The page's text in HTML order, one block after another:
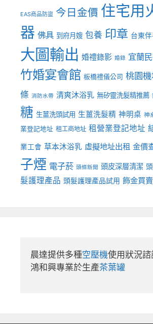
EAS商品防盜 今日金價 住宅用
器 佛具 到府月嫂 包養 印章 台東
大圖輸出 婚禮錄影 婚錄 宜蘭
竹婚宴會館 板橋禮儀公司 桃園
條 消防水帶 清爽沐浴乳 無矽靈洗髮精推薦
糖 生薑洗頭試用 生薑洗髮精 神明桌 神
業登記地址 租工商地址 租營業登記地址
業工會 草本沐浴乳 虛擬地址出租 金價
子煙 電子菸 頭條新聞 頭皮深層清潔
髮護理產品 頭髮護理產品試用 飾金買賣
晨達提供多種空壓機使用狀況諮
鴻和興專業於生產茶葉罐